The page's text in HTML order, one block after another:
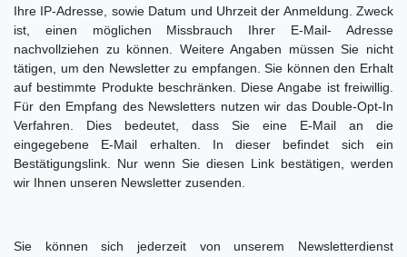
Ihre IP-Adresse, sowie Datum und Uhrzeit der Anmeldung. Zweck
ist, einen möglichen Missbrauch Ihrer E-Mail- Adresse
nachvollziehen zu können. Weitere Angaben müssen Sie nicht
tätigen, um den Newsletter zu empfangen. Sie können den Erhalt
auf bestimmte Produkte beschränken. Diese Angabe ist freiwillig.
Für den Empfang des Newsletters nutzen wir das Double-Opt-In
Verfahren. Dies bedeutet, dass Sie eine E-Mail an die
eingegebene E-Mail erhalten. In dieser befindet sich ein
Bestätigungslink. Nur wenn Sie diesen Link bestätigen, werden
wir Ihnen unseren Newsletter zusenden.
Sie können sich jederzeit von unserem Newsletterdienst